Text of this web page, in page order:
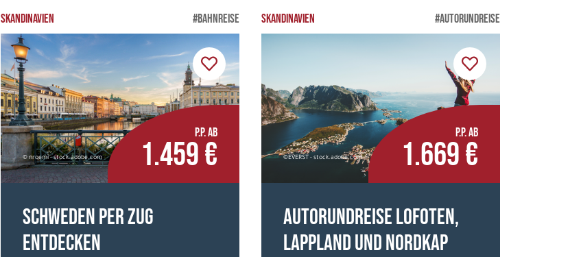
SKANDINAVIEN #BAHNREISE
© nrqemi - stock.adobe.com
P.P. AB
1.459 €
Schweden per Zug
entdecken
SKANDINAVIEN #AUTORUNDREISE
©EVERST - stock.adobe.com
P.P. AB
1.669 €
Autorundreise Lofoten,
Lappland und Nordkap